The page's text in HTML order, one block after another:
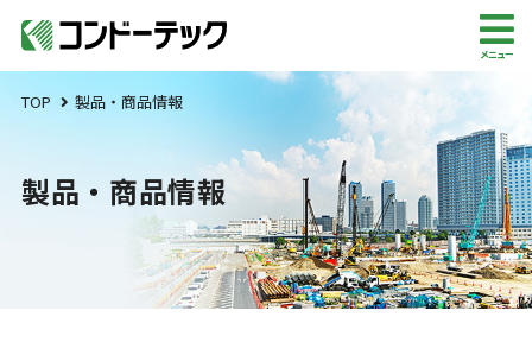
メニュー
TOP 製品・商品情報
製品・商品情報